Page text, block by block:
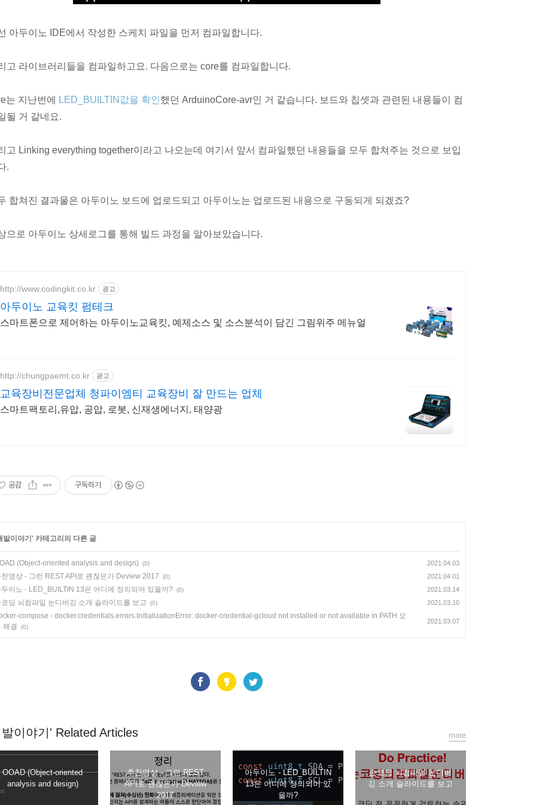
아두이노 IDE에서 작성한 스케치 파일을 먼저 컴파일합니다.
고 라이브러리들을 컴파일하고요. 다음으로는 core를 컴파일합니다.
는 지난번에 LED_BUILTIN값을 확인 했던 ArduinoCore-avr인 거 같습니다. 보드와 칩셋과 관련된 내용들이 컴
될 거 같네요.
고 Linking everything together이라고 나오는데 여기서 앞서 컴파일했던 내용들을 모두 합쳐주는 것으로 보입
.
합쳐진 결과물은 아두이노 보드에 업로드되고 아두이노는 업로드된 내용으로 구동되게 되겠죠?
으로 아두이노 상세로그를 통해 빌드 과정을 알아보았습니다.
http://www.codingkit.co.kr 광고
아두이노 교육킷 펌테크
스마트폰으로 제어하는 아두이노교육킷, 예제소스 및 소스분석이 담긴 그림위주 메뉴얼
http://chungpaemt.co.kr 광고
교육장비전문업체 청파이엠티 교육장비 잘 만드는 업체
스마트팩토리,유압, 공압, 로봇, 신재생에너지, 태양광
공감 구독하기
발이야기 ' 카테고리의 다른 글
(Object-oriented analysis and design) (0) 2021.04.03
영상 - 그런 REST API로 괜찮은가 Deview 2017 (0) 2021.04.01
이노 - LED_BUILTIN 13은 어디에 정의되어 있을까? (0) 2021.03.14
딩 뇌컴파일 눈디버깅 소개 슬라이드를 보고 (0) 2021.03.10
compose - docker.credentials.errors.InitializationError: docker-credential-gcloud not installed or not available in PATH 오
해결
(0)
2021.03.07
이야기' Related Articles
OOAD (Object-oriented
analysis and design)
추천영상 - 그런 REST
API로 괜찮은가 Deview
2017
아두이노 - LED_BUILTIN
13은 어디에 정의되어 있
을까?
손코딩 뇌컴파일 눈디버
깅 소개 슬라이드를 보고
more